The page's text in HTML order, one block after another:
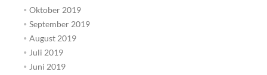
Oktober 2019
September 2019
August 2019
Juli 2019
Juni 2019